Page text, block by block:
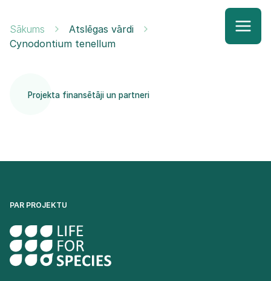
Sākums
Atslēgas vārdi
Cynodontium tenellum
Projekta finansētāji un partneri
PAR PROJEKTU